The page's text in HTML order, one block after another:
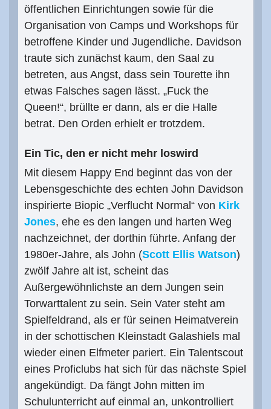
öffentlichen Einrichtungen sowie für die
Organisation von Camps und Workshops für
betroffene Kinder und Jugendliche. Davidson
traute sich zunächst kaum, den Saal zu
betreten, aus Angst, dass sein Tourette ihn
etwas Falsches sagen lässt. „Fuck the
Queen!“, brüllte er dann, als er die Halle
betrat. Den Orden erhielt er trotzdem.
Ein Tic, den er nicht mehr loswird
Mit diesem Happy End beginnt das von der
Lebensgeschichte des echten John Davidson
inspirierte Biopic „Verflucht Normal“ von Kirk
Jones, ehe es den langen und harten Weg
nachzeichnet, der dorthin führte. Anfang der
1980er-Jahre, als John (Scott Ellis Watson)
zwölf Jahre alt ist, scheint das
Außergewöhnlichste an dem Jungen sein
Torwarttalent zu sein. Sein Vater steht am
Spielfeldrand, als er für seinen Heimatverein
in der schottischen Kleinstadt Galashiels mal
wieder einen Elfmeter pariert. Ein Talentscout
eines Proficlubs hat sich für das nächste Spiel
angekündigt. Da fängt John mitten im
Schulunterricht auf einmal an, unkontrolliert